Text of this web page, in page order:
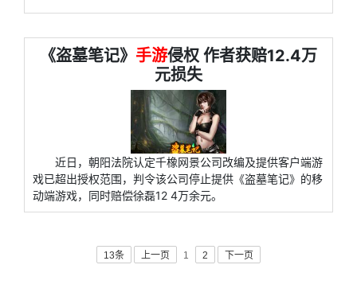
《盗墓笔记》 手游侵权 作者获赔12.4万
元损失
近日，朝阳法院认定千橡网景公司改编及提供客户端游
戏已超出授权范围，判令该公司停止提供《盗墓笔记》的移
动端游戏，同时赔偿徐磊12 4万余元。
13条 上一页 1 2 下一页